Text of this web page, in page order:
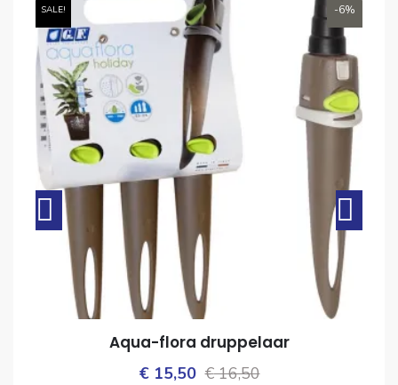
-6%
SALE!
Aqua-flora druppelaar
€16,50Oorspronkelijke
€15,50
Huidige